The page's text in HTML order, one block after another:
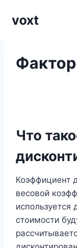
voxt
Что
Коэффициент
весовой
стоимости